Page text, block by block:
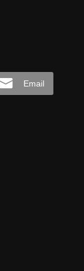
Email